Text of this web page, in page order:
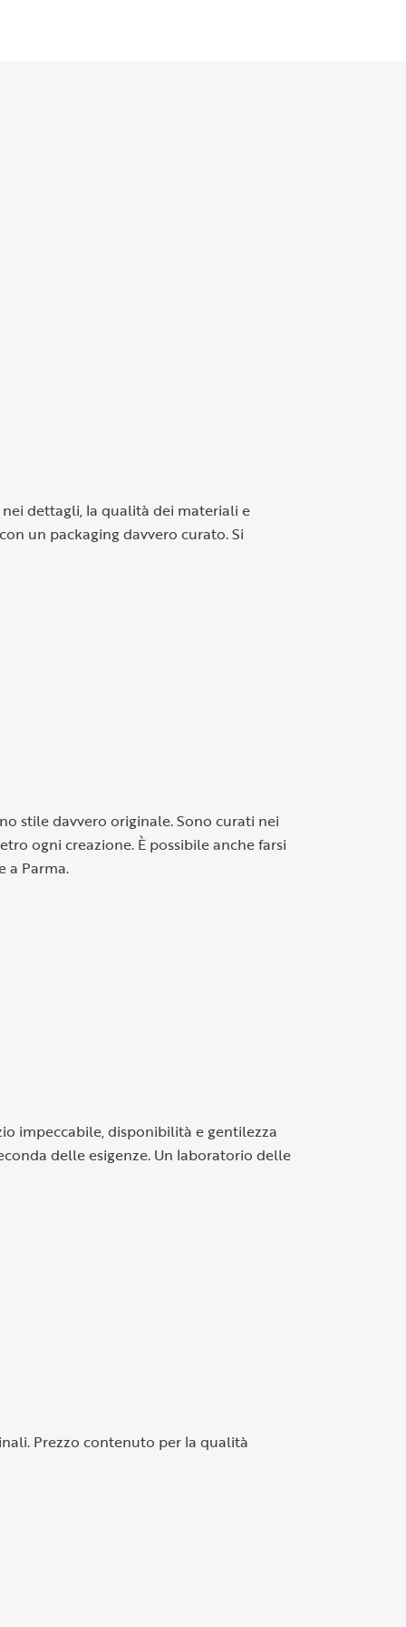
dettagli, la qualità dei materiali e
un packaging davvero curato. Si
stile davvero originale. Sono curati nei
ogni creazione. È possibile anche farsi
a Parma.
impeccabile, disponibilità e gentilezza
delle esigenze. Un laboratorio delle
Prezzo contenuto per la qualità